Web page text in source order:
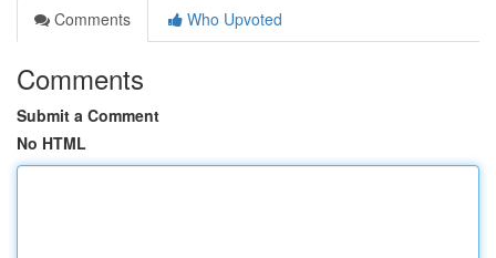
Comments
Who Upvoted
Comments
Submit a Comment
No HTML